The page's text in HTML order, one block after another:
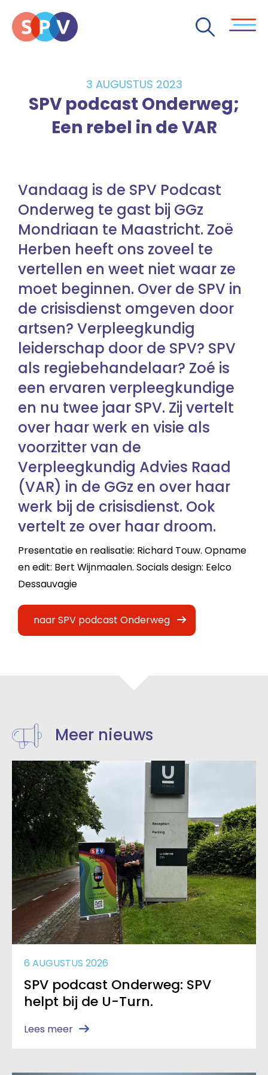
3 AUGUSTUS 2023
SPV podcast Onderweg;
Een rebel in de VAR
Vandaag is de SPV Podcast
Onderweg te gast bij GGz
Mondriaan te Maastricht. Zoë
Herben heeft ons zoveel te
vertellen en weet niet waar ze
moet beginnen. Over de SPV in
de crisisdienst omgeven door
artsen? Verpleegkundig
leiderschap door de SPV? SPV
als regiebehandelaar? Zoé is
een ervaren verpleegkundige
en nu twee jaar SPV. Zij vertelt
over haar werk en visie als
voorzitter van de
Verpleegkundig Advies Raad
(VAR) in de GGz en over haar
werk bij de crisisdienst. Ook
vertelt ze over haar droom.
Presentatie en realisatie: Richard Touw. Opname
en edit: Bert Wijnmaalen. Socials design: Eelco
Dessauvagie
naar SPV podcast Onderweg
Meer nieuws
6 AUGUSTUS 2026
SPV podcast Onderweg: SPV
helpt bij de U-Turn.
Lees meer